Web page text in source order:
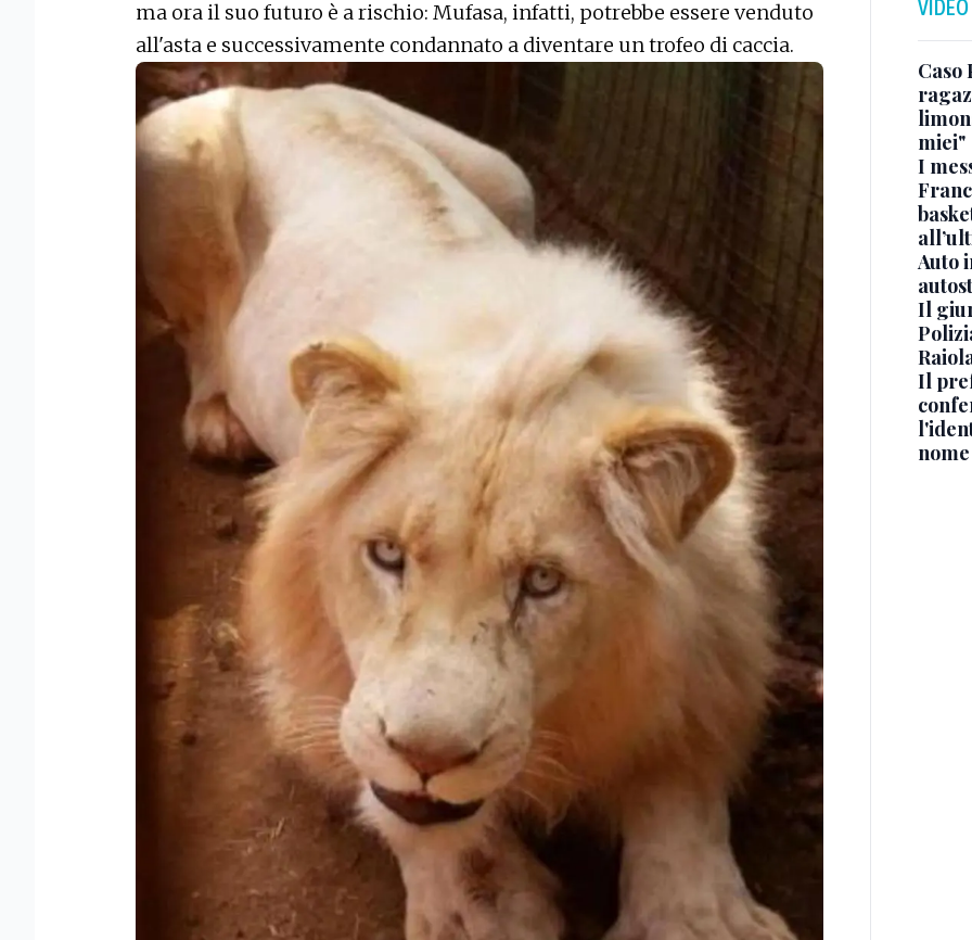
ma ora il suo futuro è a rischio: Mufasa, infatti, potrebbe essere venduto
all'asta e successivamente condannato a diventare un trofeo di caccia.
VIDEO
Caso
miei"
I
Auto
Il
Il
nome